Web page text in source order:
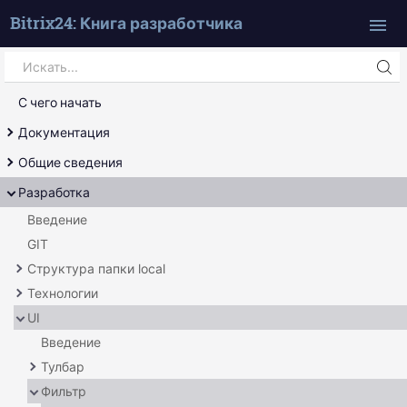
Bitrix24: Книга разработчика
Search
С чего начать
Документация
Справочник
Сам себе источник
Общие сведения
Обработка uri
Ядро продукта
Страница
Шаблон
Разработка
Введение
GIT
Структура папки local
Основное
Миграции
Технологии
Агенты
События
Локатор служб
UI
Введение
Тулбар
Основное
Фильтр